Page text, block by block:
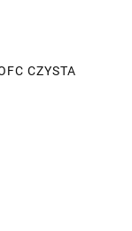
CZYSTA